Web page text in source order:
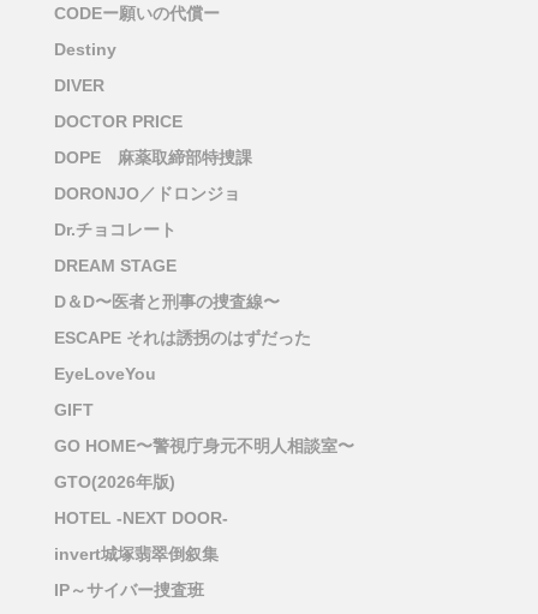
CODEー願いの代償ー
Destiny
DIVER
DOCTOR PRICE
DOPE 麻薬取締部特捜課
DORONJO／ドロンジョ
Dr.チョコレート
DREAM STAGE
D＆D〜医者と刑事の捜査線〜
ESCAPE それは誘拐のはずだった
EyeLoveYou
GIFT
GO HOME〜警視庁身元不明人相談室〜
GTO(2026年版)
HOTEL -NEXT DOOR-
invert城塚翡翠倒叙集
IP～サイバー捜査班